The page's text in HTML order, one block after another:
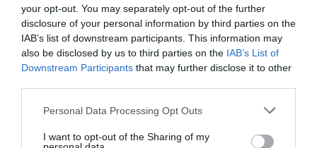
your opt-out. You may separately opt-out of the further
disclosure of your personal information by third parties on the
IAB’s list of downstream participants. This information may
also be disclosed by us to third parties on the IAB’s List of
Downstream Participants that may further disclose it to other
Please note that this website/app uses one or more Google
not limited to your visit or usage behaviour. You may click to
Personal Data Processing Opt Outs
I want to opt-out of the Sharing of my